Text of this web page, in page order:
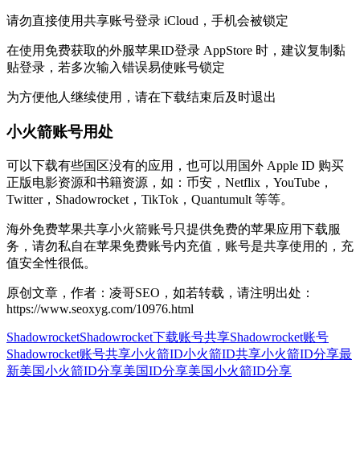
请勿直接使用共享账号登录 iCloud，手机会被锁定
在使用免费获取的外服苹果ID登录 AppStore 时，建议复制黏
贴登录，若多次输入错误易使账号锁定
为方便他人继续使用，请在下载结束后及时退出
小火箭账号用处
可以下载有些国区没有的应用，也可以用国外 Apple ID 购买
正版电影资源和书籍资源，如：币安，Netflix，YouTube，
Twitter，Shadowrocket，TikTok，Quantumult 等等。
海外免费苹果共享小火箭账号只提供免费的苹果应用下载服
务，请勿私自在苹果免费账号内充值，账号是共享使用的，充
值安全性很低。
原创文章，作者：凌哥SEO，如若转载，请注明出处：
https://www.seoxyg.com/10976.html
ShadowrocketShadowrocket下载账号共享Shadowrocket账号
Shadowrocket账号共享小火箭ID小火箭ID共享小火箭ID分享最
新美国小火箭ID分享美国ID分享美国小火箭ID分享